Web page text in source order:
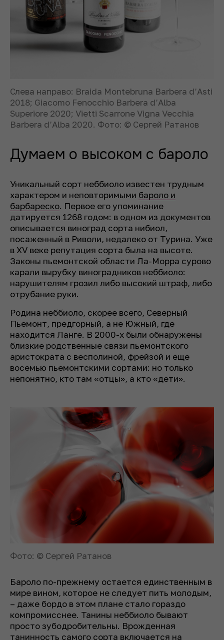
Слева направо: Braida Montebruna Barbera d’Asti
2018; Giacomo Fenocchio Barbera d’Alba
Superiore 2020; Vietti Scarrone Vigna Vecchia
Barbera d’Alba 2020. Фото: © Сергей Ратанов
Думаем о высоком с бароло
Уникальный сорт неббиоло известен трудным
характером и неповторимыми бароло и
барбареско. Первое его упоминание
датируется 1268 годом: в одном из документов
описывается виноград сорта нибиол,
посаженный в Риволи, недалеко от Турина. Уже
в XV веке репутация сорта была на высоте.
Законы пьемонтской области Ла-Морра сурово
карали вырубку виноградников неббиоло:
нарушителям грозил либо высокий штраф, либо
отрубание руки.
Родина неббиоло, скорее всего, Северный
Пьемонт, предгорный, а не Южный, где
находится Ланге. В 2000-х были обнаружены
близкие родственные связи пьемонтского
аристократа с весполиной, фрейзой и еще
восемью пьемонтскими сортами: но только
непонятно, кто там «отцы», а кто «дети».
Фото: © Сергей Ратанов
Бароло по-прежнему остается единственным в
мире вином, которое не следует пить молодым,
– даже бордо в этом плане стало гораздо
компромисснее. Танины неббиоло бывают
просто зубодробительны. Врожденная
танинность самого сорта включается на